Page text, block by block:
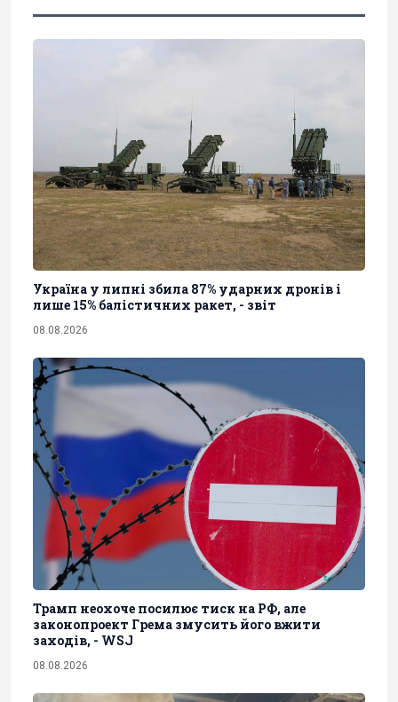
Україна у липні збила 87% ударних дронів і
лише 15% балістичних ракет, - звіт
08.08.2026
Трамп неохоче посилює тиск на РФ, але
законопроект Грема змусить його вжити
заходів, - WSJ
08.08.2026